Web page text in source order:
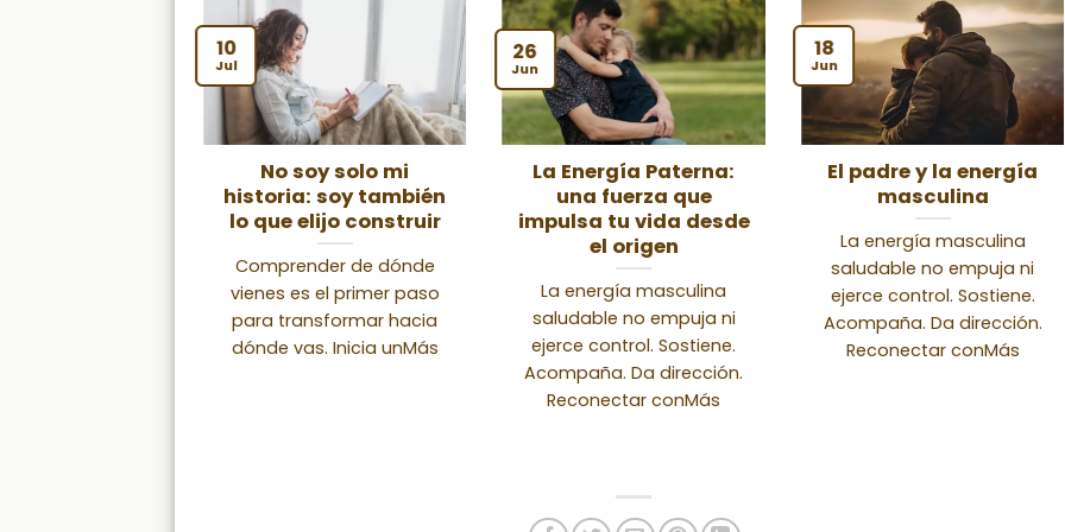
No soy solo mi
historia: soy también
lo que elijo construir
Comprender de dónde
vienes es el primer paso
para transformar hacia
dónde vas. Inicia unMás
10
Jul
La Energía Paterna:
una fuerza que
impulsa tu vida desde
el origen
La energía masculina
saludable no empuja ni
ejerce control. Sostiene.
Acompaña. Da dirección.
Reconectar conMás
26
Jun
El padre y la energía
masculina
La energía masculina
saludable no empuja ni
ejerce control. Sostiene.
Acompaña. Da dirección.
Reconectar conMás
18
Jun